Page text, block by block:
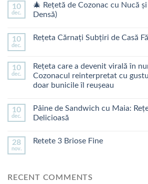
10
dec.
🎄 Rețetă de Cozonac cu Nucă
Densă)
10
dec.
Rețeta Cărnați Subțiri de Casă
10
dec.
Rețeta care a devenit virală în
Cozonacul reinterpretat cu
doar bunicile îl reușeau
10
dec.
Pâine de Sandwich cu Maia:
Delicioasă
28
nov.
Retete 3 Briose Fine
RECENT COMMENTS